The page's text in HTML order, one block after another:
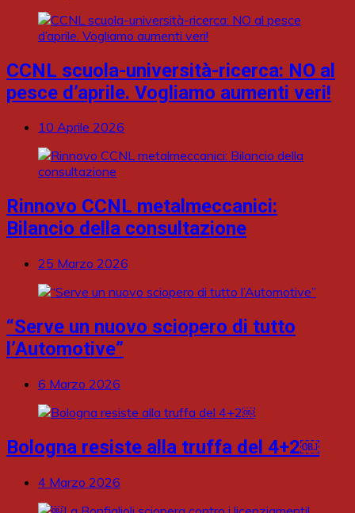
CCNL scuola-università-ricerca: NO al
pesce d’aprile. Vogliamo aumenti veri!
10 Aprile 2026
Rinnovo CCNL metalmeccanici:
Bilancio della consultazione
25 Marzo 2026
“Serve un nuovo sciopero di tutto
l’Automotive”
6 Marzo 2026
Bologna resiste alla truffa del 4+2￼
4 Marzo 2026